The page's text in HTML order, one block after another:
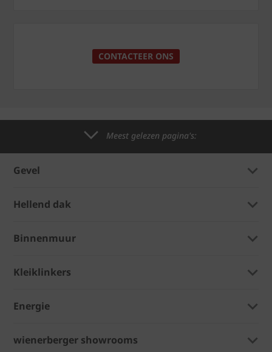
CONTACTEER ONS
Meest gelezen pagina's:
Gevel
Hellend dak
Binnenmuur
Kleiklinkers
Energie
wienerberger showrooms